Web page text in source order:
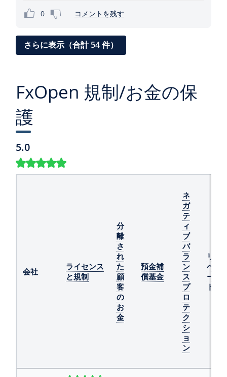
0 コメントを残す
さらに表示（合計 54 件）
FxOpen 規制/お金の保
護
5.0
会社
ライセンス
と規制
分
離
さ
れ
た
顧
客
の
お
金
預金補
償基金
ネ
ガ
テ
ィ
ブ
バ
ラ
ン
ス
プ
ロ
テ
ク
シ
ョ
ン
リ
ベ
ー
ト